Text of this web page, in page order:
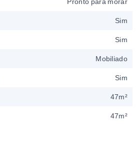
Sim
Sim
Mobiliado
Sim
47m²
47m²